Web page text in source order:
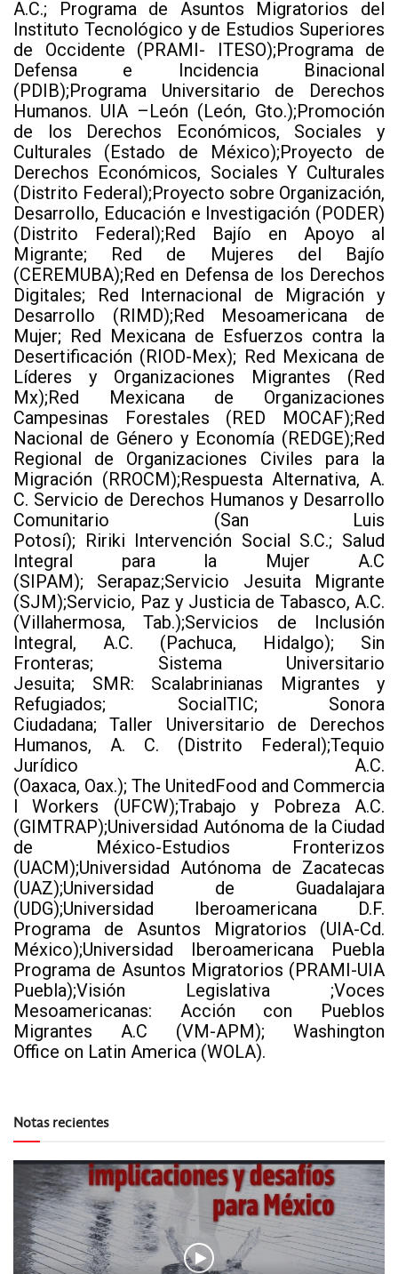
A.C.; Programa de Asuntos Migratorios del
Instituto Tecnológico y de Estudios Superiores
de Occidente (PRAMI- ITESO);Programa de
Defensa e Incidencia Binacional
(PDIB);Programa Universitario de Derechos
Humanos. UIA –León (León, Gto.);Promoción
de los Derechos Económicos, Sociales y
Culturales (Estado de México);Proyecto de
Derechos Económicos, Sociales Y Culturales
(Distrito Federal);Proyecto sobre Organización,
Desarrollo, Educación e Investigación (PODER)
(Distrito Federal);Red Bajío en Apoyo al
Migrante; Red de Mujeres del Bajío
(CEREMUBA);Red en Defensa de los Derechos
Digitales; Red Internacional de Migración y
Desarrollo (RIMD);Red Mesoamericana de
Mujer; Red Mexicana de Esfuerzos contra la
Desertificación (RIOD-Mex); Red Mexicana de
Líderes y Organizaciones Migrantes (Red
Mx);Red Mexicana de Organizaciones
Campesinas Forestales (RED MOCAF);Red
Nacional de Género y Economía (REDGE);Red
Regional de Organizaciones Civiles para la
Migración (RROCM);Respuesta Alternativa, A.
C. Servicio de Derechos Humanos y Desarrollo
Comunitario (San Luis
Potosí); Ririki Intervención Social S.C.; Salud
Integral para la Mujer A.C
(SIPAM); Serapaz;Servicio Jesuita Migrante
(SJM);Servicio, Paz y Justicia de Tabasco, A.C.
(Villahermosa, Tab.);Servicios de Inclusión
Integral, A.C. (Pachuca, Hidalgo); Sin
Fronteras; Sistema Universitario
Jesuita; SMR: Scalabrinianas Migrantes y
Refugiados; SocialTIC; Sonora
Ciudadana; Taller Universitario de Derechos
Humanos, A. C. (Distrito Federal);Tequio
Jurídico A.C.
(Oaxaca, Oax.); The UnitedFood and Commercia
l Workers (UFCW);Trabajo y Pobreza A.C.
(GIMTRAP);Universidad Autónoma de la Ciudad
de México-Estudios Fronterizos
(UACM);Universidad Autónoma de Zacatecas
(UAZ);Universidad de Guadalajara
(UDG);Universidad Iberoamericana D.F.
Programa de Asuntos Migratorios (UIA-Cd.
México);Universidad Iberoamericana Puebla
Programa de Asuntos Migratorios (PRAMI-UIA
Puebla);Visión Legislativa ;Voces
Mesoamericanas: Acción con Pueblos
Migrantes A.C (VM-APM); Washington
Office on Latin America (WOLA).
Notas recientes